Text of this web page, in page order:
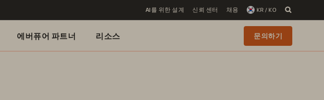
AI를 위한 설계 신뢰 센터 채용 KR / KO
에버퓨어 파트너 리소스 문의하기